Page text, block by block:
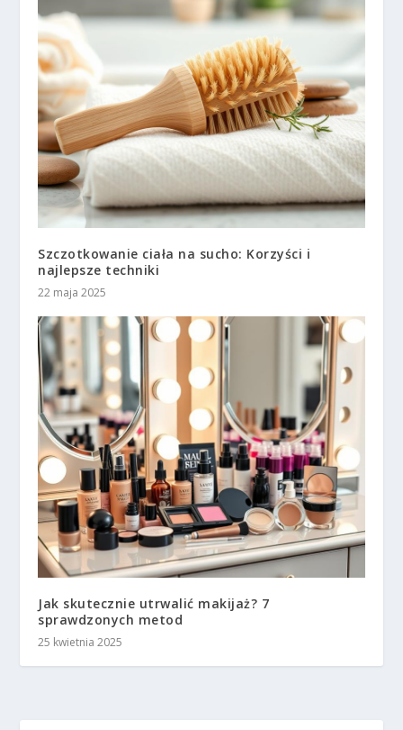
Szczotkowanie ciała na sucho: Korzyści i
najlepsze techniki
22 maja 2025
Jak skutecznie utrwalić makijaż? 7
sprawdzonych metod
25 kwietnia 2025